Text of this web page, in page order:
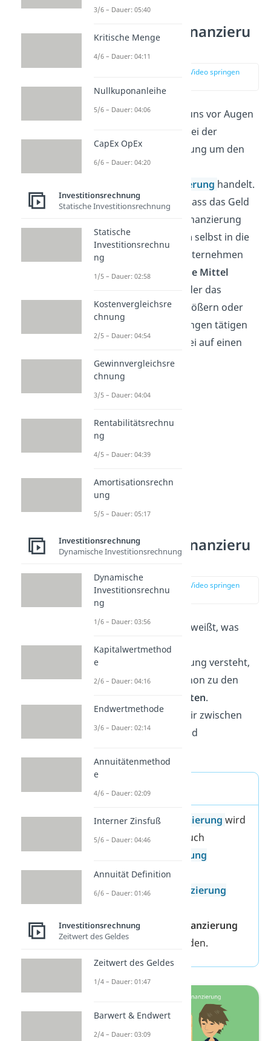
Eigenkapitalfinanzieru
ng Definition
zur Stelle im Video springen
Zunächst sollten wir uns vor Augen
führen, dass es sich bei der
Eigenkapitalfinanzierung um den
Gegenspieler zur
Fremdkapitalfinanzierung handelt.
Der Unterschied ist, dass das Geld
bei der Eigenkapitalfinanzierung
von den Eigentümern selbst in die
Firma kommt. Das Unternehmen
wird also durch
eigene Mittel
finanziert, um entweder das
Eigenkapitalzu vergrößern oder
sehr teure Anschaffungen tätigen
zu können, ohne dabei auf einen
Kredit oder Ähnliches
zurückzugreifen.
Eigenkapitalfinanzieru
zur Stelle im Video springen
(00:30)
So, nachdem du jetzt weißt, was
genau man unter der
Eigenkapitalfinanzierung versteht,
kommen wir auch schon zu den
unterschiedlichen Arten.
Hier unterscheiden wir zwischen
Innenfinanzierung und
Merke
DieInnenfinanzierung wird
in diesem Fall auch
Selbstfinanzierung
genannt.
DieAußenfinanzierung
Beteiligungsfinanzierung
bezeichnet werden.
3/6 – Dauer: 05:40
Kritische Menge
4/6 – Dauer: 04:11
Nullkuponanleihe
5/6 – Dauer: 04:06
CapEx OpEx
6/6 – Dauer: 04:20
Investitionsrechnung
Statische Investitionsrechnung
Statische
Investitionsrechnu
ng
1/5 – Dauer: 02:58
Kostenvergleichsre
chnung
2/5 – Dauer: 04:54
Gewinnvergleichsre
chnung
3/5 – Dauer: 04:04
Rentabilitätsrechnu
ng
4/5 – Dauer: 04:39
Amortisationsrechn
ung
5/5 – Dauer: 05:17
Investitionsrechnung
Dynamische Investitionsrechnung
Dynamische
Investitionsrechnu
ng
1/6 – Dauer: 03:56
Kapitalwertmethod
e
2/6 – Dauer: 04:16
Endwertmethode
3/6 – Dauer: 02:14
Annuitätenmethod
e
4/6 – Dauer: 02:09
Interner Zinsfuß
5/6 – Dauer: 04:46
Annuität Definition
6/6 – Dauer: 01:46
Investitionsrechnung
Zeitwert des Geldes
Zeitwert des Geldes
1/4 – Dauer: 01:47
Barwert & Endwert
2/4 – Dauer: 03:09